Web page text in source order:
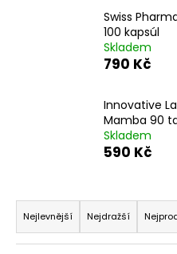
Swiss
100 kapsúl
Skladem
790 Kč
Innovative
Mamba 90
Skladem
590 Kč
Ř
a
z
Nejlevnější Nejdražší